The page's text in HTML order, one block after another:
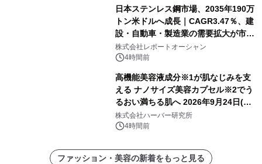
日本ステンレス鋼市場、2035年190万
トン米ドルへ成長｜CAGR3.47％、建
設・自動車・製造業の需要拡大が市場
を牽引
株式会社レポートオーシャン
4時間前
高機能美容液成分※1が肌なじみを支
える ナノサイズ美容カプセル※2でう
るおい満ちる肌へ 2026年9月24日(木)
よりリニューアル新発売 『ディープモ
イストセラム』
株式会社ハーバー研究所
4時間前
ファッション・美容の新着をもっと見る